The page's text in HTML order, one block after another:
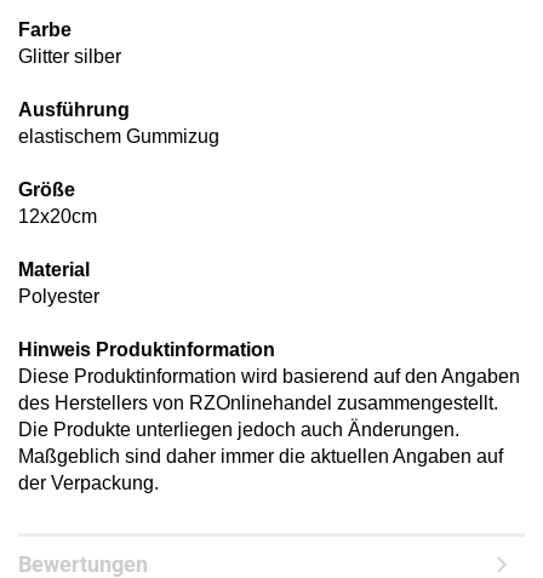
Farbe
Glitter silber
Ausführung
elastischem Gummizug
Größe
12x20cm
Material
Polyester
Hinweis Produktinformation
Diese Produktinformation wird basierend auf den Angaben
des Herstellers von RZOnlinehandel zusammengestellt.
Die Produkte unterliegen jedoch auch Änderungen.
Maßgeblich sind daher immer die aktuellen Angaben auf
der Verpackung.
Bewertungen